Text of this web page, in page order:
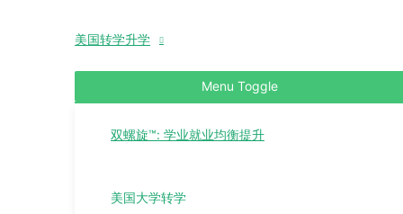
美国转学升学
Menu Toggle
双螺旋™: 学业就业均衡提升
美国大学转学